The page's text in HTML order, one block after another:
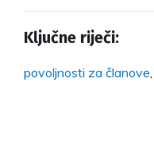
Ključne riječi:
povoljnosti za članove